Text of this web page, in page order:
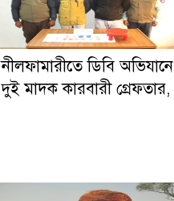
নীলফামারীতে ডিবি অভিযানে
দুই মাদক কারবারী গ্রেফতার,